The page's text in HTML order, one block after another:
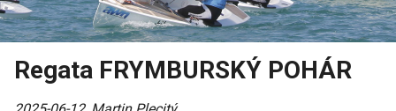
Regata FRYMBURSKÝ POHÁR